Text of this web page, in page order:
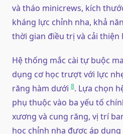
và tháo minicrews, kích
kháng lực chỉnh nha, khả
thời gian điều trị và cải thiện
Hệ thống mắc cài tự buộc
dụng cơ học trượt với lực
răng hàm dưới 8. Lựa chọn
phụ thuộc vào ba yếu tố
xương và cung răng, vị trí
học chỉnh nha được áp dụng